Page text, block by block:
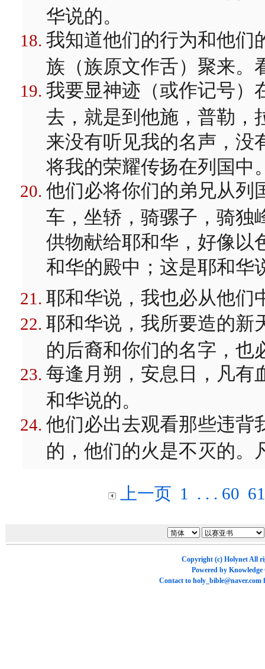
华说的。
我知道他们的行为和他们
族（族原文作舌）聚来。
我要显神迹（或作记号）
去，就是到他施，普勒，
来没有听见我的名声，没
将我的荣耀传扬在列国中
他们必将你们的弟兄从列
车，坐轿，骑骡子，骑独
供物献给耶和华，好像以
和华的殿中；这是耶和华
耶和华说，我也必从他们
耶和华说，我所要造的新
的后裔和你们的名字，也
每逢月朔，安息日，凡有
和华说的。
他们必出去观看那些违背
的，他们的火是不灭的。
上一页 1 . . . 60 61
Copyright (c) HolynetAll
Powered by Knowledge
Contact to holy_bible@naver.com